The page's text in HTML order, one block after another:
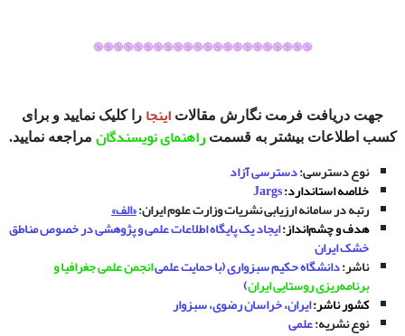
֎֎֎֎֎֎֎֎֎֎֎֎֎֎֎֎֎֎֎֎֎֎
جهت دریافت فرمت نگارش مقالات اینجا را کلیک نمایید و برای
کسب اطلاعات بیشتر به قسمتراهنمای نویسندگان مراجعه نمایید.
نوع دسترسی:دسترسی آزاد
خلاصه استاندارد:Jargs
رتبه در سامانه ارزیابی نشریات وزارت علوم ایران:«الف»
هدف و چشم‌انداز:ایجاد یک پایگاه اطلاعات علمی و پژوهشی در خصوص مناطق
خشک ایران
ناشر:دانشگاه حکیم سبزواری (با حمایت علمیانجمن علمی جغرافیا و
برنامه‌ریزی روستایی ایران)
کشور ناشر:ایران، خراسان رضوی، سبزوار
نوع نشریه:علمی